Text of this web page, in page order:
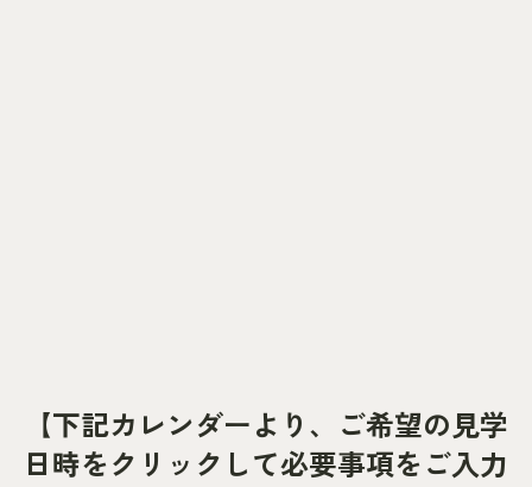
【下記カレンダーより、ご希望の見学
日時をクリックして必要事項をご入力